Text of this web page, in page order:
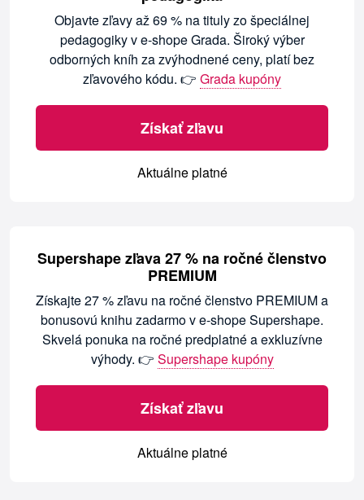
Objavte zľavy až 69 % na tituly zo špeciálnej
pedagogiky v e-shope Grada. Široký výber
odborných kníh za zvýhodnené ceny, platí bez
zľavového kódu. 👉 Grada kupóny
Získať zľavu
Aktuálne platné
Supershape zľava 27 % na ročné členstvo
PREMIUM
Získajte 27 % zľavu na ročné členstvo PREMIUM a
bonusovú knihu zadarmo v e-shope Supershape.
Skvelá ponuka na ročné predplatné a exkluzívne
výhody. 👉 Supershape kupóny
Získať zľavu
Aktuálne platné